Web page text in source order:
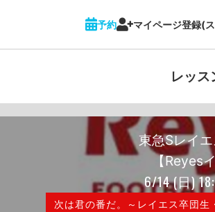
予約 マイページ登録(
レッス
東急Sレイ
【Reyes
6/14(日)
次は君の番だ。～レイエス卒団